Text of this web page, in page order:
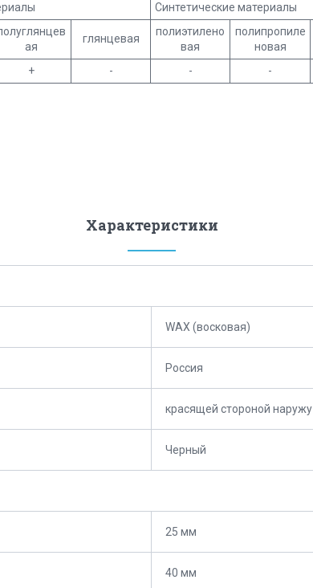
Синтетические материалы
ая
глянцевая
полиэтилено
вая
полипропиле
новая
+ - - -
Характеристики
WAX (восковая)
Россия
красящей стороной наружу
Черный
25 мм
40 мм